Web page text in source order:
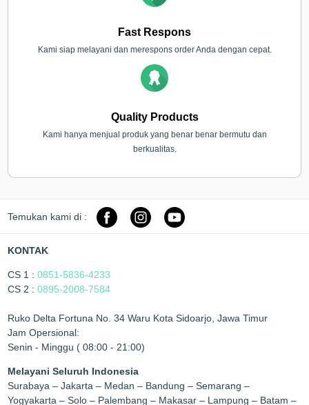
Fast Respons
Kami siap melayani dan merespons order Anda dengan cepat.
Quality Products
Kami hanya menjual produk yang benar benar bermutu dan
berkualitas.
Temukan kami di :
KONTAK
CS 1 :0851-5836-4233
CS 2 :0895-2008-7584
Ruko Delta Fortuna No. 34 Waru Kota Sidoarjo, Jawa Timur
Jam Opersional:
Senin - Minggu ( 08:00 - 21:00)
Melayani Seluruh Indonesia
Surabaya – Jakarta – Medan – Bandung – Semarang –
Yogyakarta – Solo – Palembang – Makasar – Lampung – Batam –